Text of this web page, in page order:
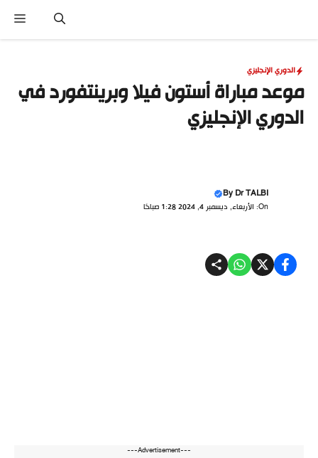
المحتوى
الدوري الإنجليزي
موعد مباراة أستون فيلا وبرينتفورد في
الدوري الإنجليزي
ByDr TALBI
On: الأربعاء, ديسمبر 4, 2024 1:28 صباحًا
---Advertisement---